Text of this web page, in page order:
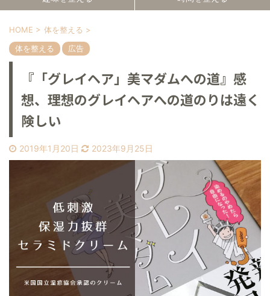
HOME > 体を整える >
体を整える
広告
『「グレイヘア」美マダムへの道』感
想、理想のグレイヘアへの道のりは遠く
険しい
2019年1月20日 2023年9月25日